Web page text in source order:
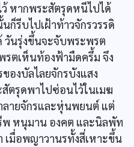
หากพระสัตรุดหนีไปได้
รีบไปเฝ้าท้าวจักรวรรดิ
วันรุ่งขึ้นจะจับพระพรต
รตเห็นท้องฟ้ามืดครึ้ม จึง
องบัลไลยจักรบังแสง
ตรุดพาไปซ่อนไว้ในเมฆ
ลายจักรและหุ่นพยนต์ แต่
พ หนุมาน องคต และนิลพัท
มื่อพญาวานรทั้งสี่เหาะขึ้น